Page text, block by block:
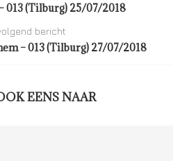
013 (Tilburg) 25/07/2018
bericht
– 013 (Tilburg) 27/07/2018
EENS NAAR